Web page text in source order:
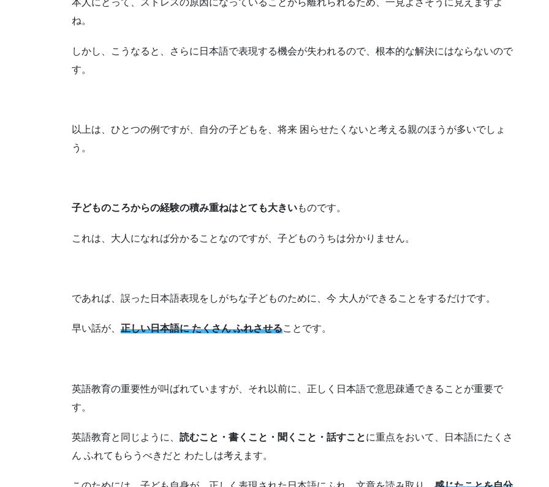
本人にとって、ストレスの原因になっていることから離れられるため、一見よさそうに見えますよ
ね。
しかし、こうなると、さらに日本語で表現する機会が失われるので、根本的な解決にはならないので
す。
以上は、ひとつの例ですが、自分の子どもを、将来 困らせたくないと考える親のほうが多いでしょ
う。
子どものころからの経験の積み重ねはとても大きいものです。
これは、大人になれば分かることなのですが、子どものうちは分かりません。
であれば、誤った日本語表現をしがちな子どものために、今 大人ができることをするだけです。
早い話が、 正しい日本語に たくさん ふれさせることです。
英語教育の重要性が叫ばれていますが、それ以前に、正しく日本語で意思疎通できることが重要で
す。
英語教育と同じように、 読むこと・書くこと・聞くこと・話すことに重点をおいて、日本語にたくさ
ん ふれてもらうべきだと わたしは考えます。